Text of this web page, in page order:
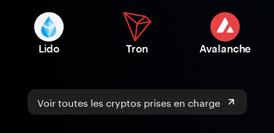
Lido Tron Avalanche
Voir toutes les cryptos prises en charge